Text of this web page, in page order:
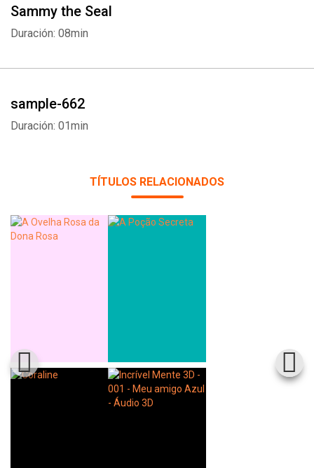
Sammy the Seal
Duración: 08min
sample-662
Duración: 01min
TÍTULOS RELACIONADOS